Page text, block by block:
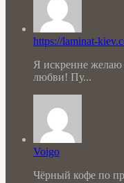
https://laminat-
Я искренне желаю
любви! Пу...
Voigo
Чёрный кофе по